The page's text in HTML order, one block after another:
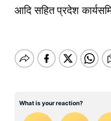
आदि सहित प्रदेश